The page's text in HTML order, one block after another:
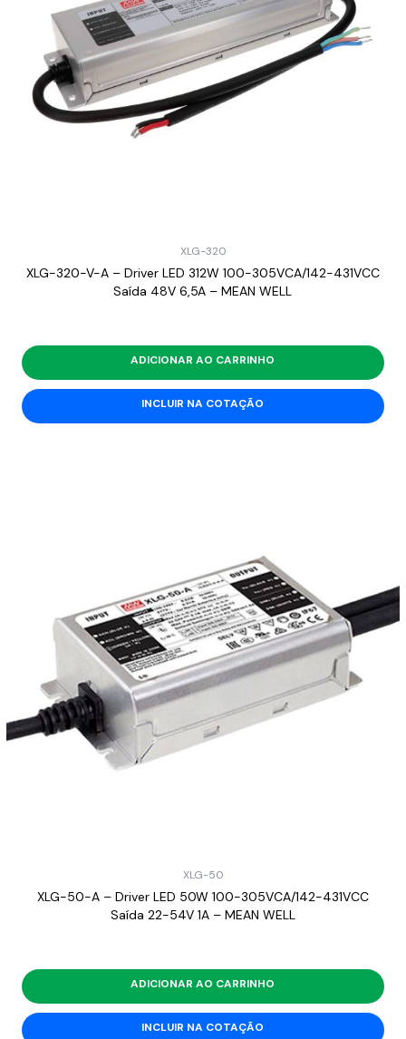
XLG-320
XLG-320-V-A – Driver LED 312W 100-305VCA/142-431VCC
Saída 48V 6,5A – MEAN WELL
ADICIONAR AO CARRINHO
INCLUIR NA COTAÇÃO
XLG-50
XLG-50-A – Driver LED 50W 100-305VCA/142-431VCC
Saída 22-54V 1A – MEAN WELL
ADICIONAR AO CARRINHO
INCLUIR NA COTAÇÃO